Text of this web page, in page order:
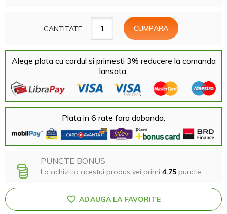
CANTITATE:
Alege plata cu cardul si primesti 3% reducere la comanda
lansata.
Plata in 6 rate fara dobanda.
PUNCTE BONUS
La achizitia acestui produs vei primi 4.75 puncte
ADAUGA LA FAVORITE